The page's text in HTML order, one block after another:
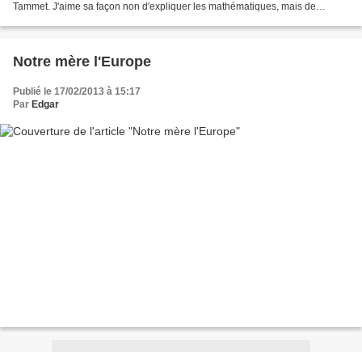
Tammet. J'aime sa façon non d'expliquer les mathématiques, mais de
Notre mère l'Europe
Publié le 17/02/2013 à 15:17
Par Edgar